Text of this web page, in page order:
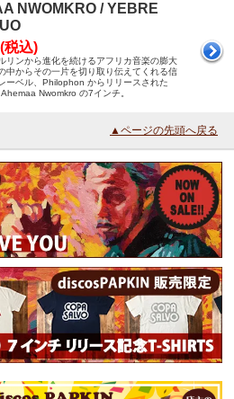
NWOMKRO / YEBRE
税込)
リンから進化を続けるアフリカ音楽の膨大
中からその一片を切り取り伝えてくれる信
ーベル、Philophon からリリースされた
Ahemaa Nwomkro の7インチ。
▲ページの先頭へ戻る